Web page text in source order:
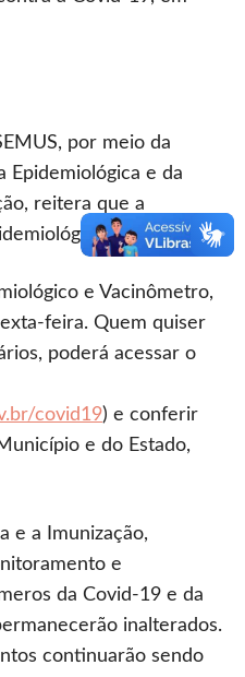
por meio da
Epidemiológica e da
reitera que a
é quinzenal.
e Vacinômetro,
feira. Quem quiser
poderá acessar o
covid19) e conferir
e do Estado,
e a Imunização,
e
da Covid-19 e da
inalterados.
continuarão sendo